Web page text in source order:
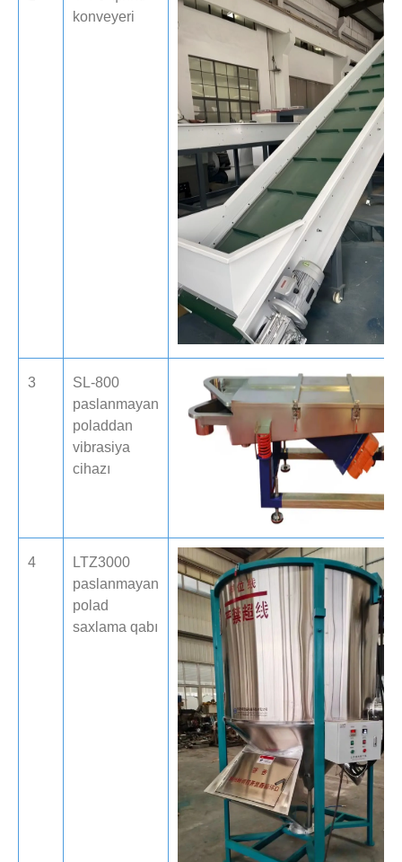
konveyeri
3
SL-800
paslanmayan
poladdan
vibrasiya
cihazı
4
LTZ3000
paslanmayan
polad
saxlama qabı